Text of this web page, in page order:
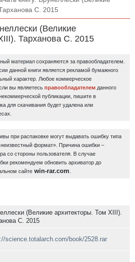
С. 2015
(Великие
Тарханова С. 2015
материал сохраняются за правообладателем.
данной книги является рекламой бумажного
характер. Любое коммерческое
вы являетесь правообладателем данного
публикации, пишите в
для скачивания будет удалена или
при распаковке могут выдавать ошибку типа
формат». Причина ошибки –
со стороны пользователя. В случае
рекомендуем обновить архиватор до
сайте win-rar.com.
(Великие архитекторы. Том XIII).
С. 2015
science.totalarch.com/book/2528.rar